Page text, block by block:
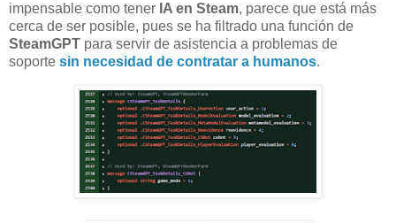
impensable como tener IA en Steam, parece que está más
cerca de ser posible, pues se ha filtrado una función de
SteamGPT para servir de asistencia a problemas de
soporte sin necesidad de contratar a humanos.